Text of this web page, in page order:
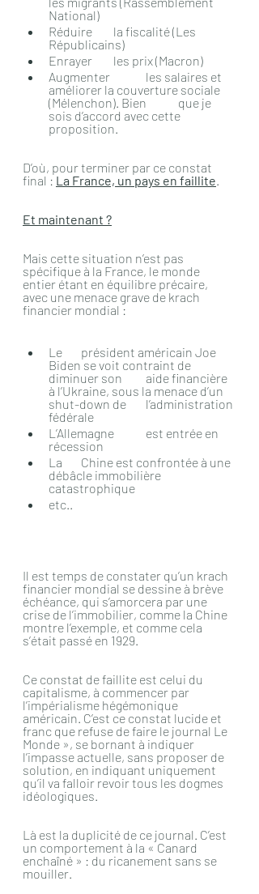
National)
Réduire 	la fiscalité (Les
Républicains)
Enrayer 	les prix (Macron)
Augmenter 	les salaires et
améliorer la couverture sociale
(Mélenchon). Bien 	que je
sois d’accord avec cette
proposition.
D’où, pour terminer par ce constat
final : La France, un pays en faillite.
Et maintenant ?
Mais cette situation n’est pas
spécifique à la France, le monde
entier étant en équilibre précaire,
avec une menace grave de krach
financier mondial :
Le 	président américain Joe
Biden se voit contraint de
diminuer son 	aide financière
à l’Ukraine, sous la menace d’un
shut-down de 	l’administration
fédérale
L’Allemagne 	est entrée en
récession
La 	Chine est confrontée à une
débâcle immobilière
catastrophique
etc..
Il est temps de constater qu’un krach
financier mondial se dessine à brève
échéance, qui s’amorcera par une
crise de l’immobilier, comme la Chine
montre l’exemple, et comme cela
s’était passé en 1929.
Ce constat de faillite est celui du
capitalisme, à commencer par
l’impérialisme hégémonique
américain. C’est ce constat lucide et
franc que refuse de faire le journal Le
Monde », se bornant à indiquer
l’impasse actuelle, sans proposer de
solution, en indiquant uniquement
qu’il va falloir revoir tous les dogmes
idéologiques.
Là est la duplicité de ce journal. C’est
un comportement à la « Canard
enchaîné » : du ricanement sans se
mouiller.